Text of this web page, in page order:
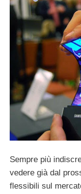
Sempre più
vedere già dal
flessibili sul